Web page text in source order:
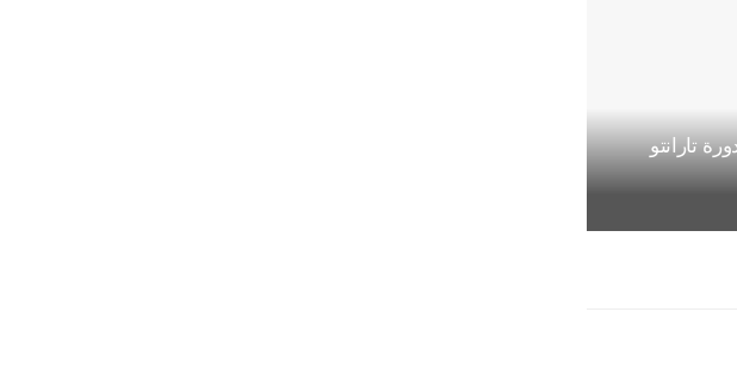
في دورة تارانتو